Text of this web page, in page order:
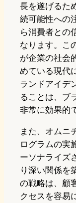
長を遂げるた
続可能性への
ら消費者との
なります。こ
が企業の社会
めている現代
ランドアイデ
ることは、ブ
非常に効果的
また、オムニ
ログラムの実
ーソナライズ
り深い関係を
の戦略は、顧
クセスを容易